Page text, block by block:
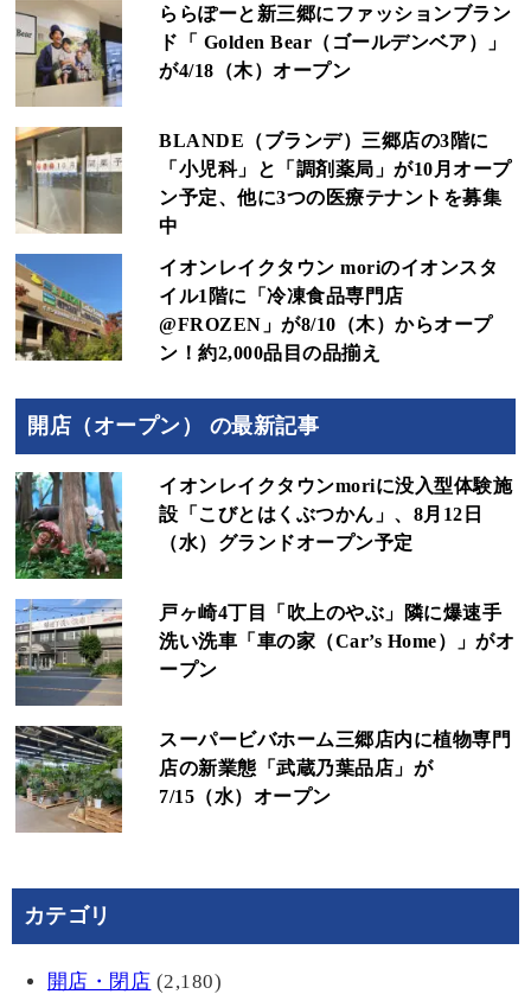
ららぽーと新三郷にファッションブラン
ド「 Golden Bear（ゴールデンベア）」
が4/18（木）オープン
BLANDE（ブランデ）三郷店の3階に
「小児科」と「調剤薬局」が10月オープ
ン予定、他に3つの医療テナントを募集
中
イオンレイクタウン moriのイオンスタ
イル1階に「冷凍食品専門店
@FROZEN」が8/10（木）からオープ
ン！約2,000品目の品揃え
開店（オープン） の最新記事
イオンレイクタウンmoriに没入型体験施
設「こびとはくぶつかん」、8月12日
（水）グランドオープン予定
戸ヶ崎4丁目「吹上のやぶ」隣に爆速手
洗い洗車「車の家（Car’s Home）」がオ
ープン
スーパービバホーム三郷店内に植物専門
店の新業態「武蔵乃葉品店」が
7/15（水）オープン
カテゴリ
開店・閉店 (2,180)